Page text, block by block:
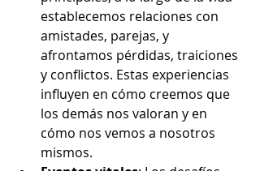
establecemos relaciones con
amistades, parejas, y
afrontamos pérdidas, traiciones
y conflictos. Estas experiencias
influyen en cómo creemos que
los demás nos valoran y en
cómo nos vemos a nosotros
mismos.